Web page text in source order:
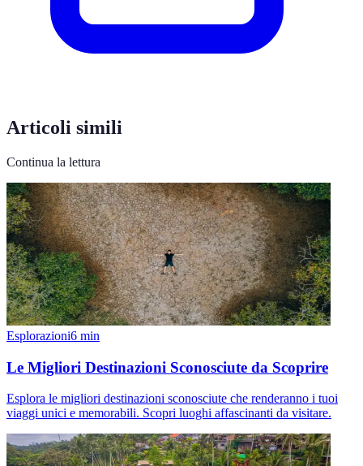
Articoli simili
Continua la lettura
Esplorazioni6 min
Le Migliori Destinazioni Sconosciute da Scoprire
Esplora le migliori destinazioni sconosciute che renderanno i tuoi
viaggi unici e memorabili. Scopri luoghi affascinanti da visitare.